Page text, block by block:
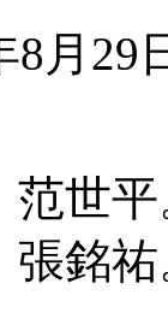
8月29
范世
張銘